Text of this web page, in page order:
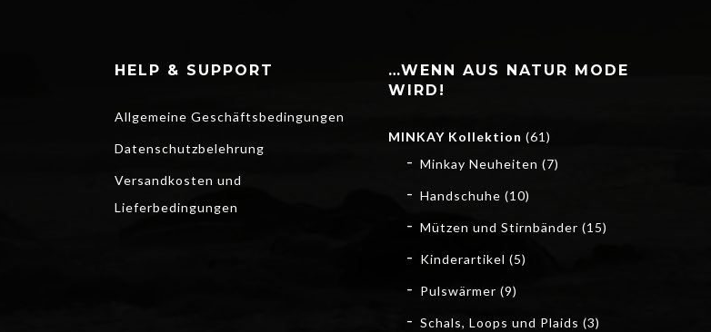
HELP & SUPPORT
Allgemeine Geschäftsbedingungen
Datenschutzbelehrung
Versandkosten und
Lieferbedingungen
…WENN AUS NATUR MODE
WIRD!
MINKAY Kollektion (61)
Minkay Neuheiten (7)
Handschuhe (10)
Mützen und Stirnbänder (15)
Kinderartikel (5)
Pulswärmer (9)
Schals, Loops und Plaids (3)